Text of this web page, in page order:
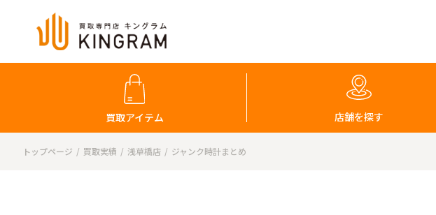
買取アイテム 店舗を探す
トップページ 買取実績 浅草橋店 ジャンク時計まとめ